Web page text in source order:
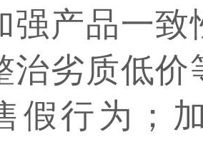
品一致
治劣质低
假行为；